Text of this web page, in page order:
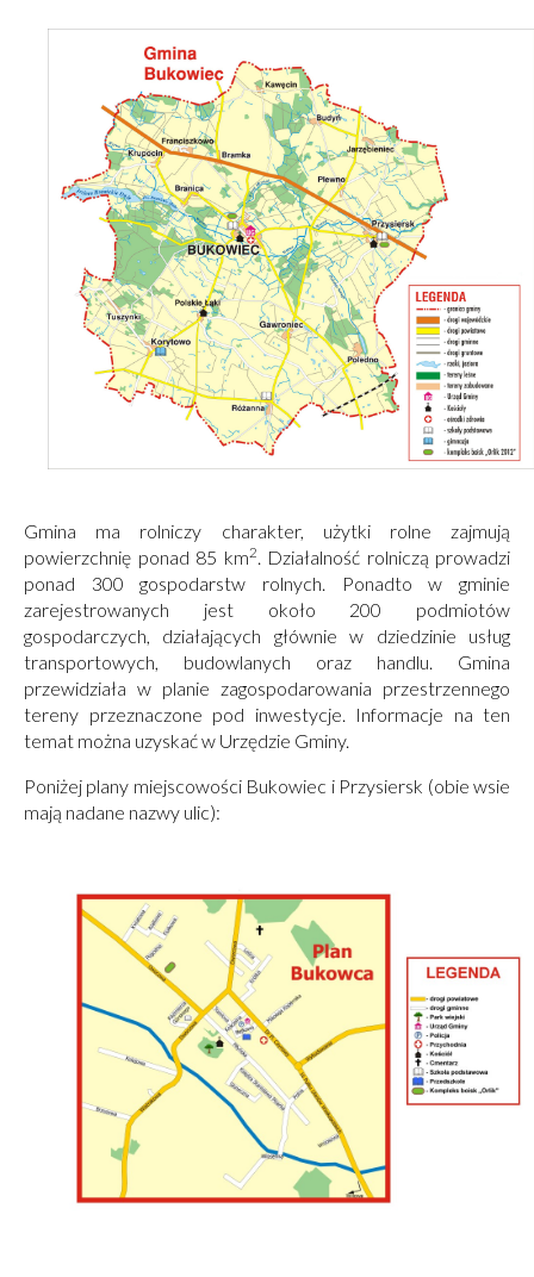
Gmina ma rolniczy charakter, użytki rolne zajmują
powierzchnię ponad 85 km2. Działalność rolniczą prowadzi
ponad 300 gospodarstw rolnych. Ponadto w gminie
zarejestrowanych jest około 200 podmiotów
gospodarczych, działających głównie w dziedzinie usług
transportowych, budowlanych oraz handlu. Gmina
przewidziała w planie zagospodarowania przestrzennego
tereny przeznaczone pod inwestycje. Informacje na ten
temat można uzyskać w Urzędzie Gminy.
Poniżej plany miejscowości Bukowiec i Przysiersk (obie wsie
mają nadane nazwy ulic):